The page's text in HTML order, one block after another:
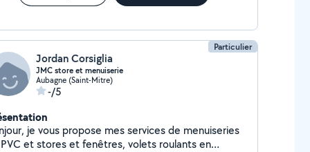
Particulier
Jordan Corsiglia
JMC store et menuiserie
Aubagne (Saint-Mitre)
-/5
je vous propose mes services de menuiseries
et fenêtres, volets roulants en